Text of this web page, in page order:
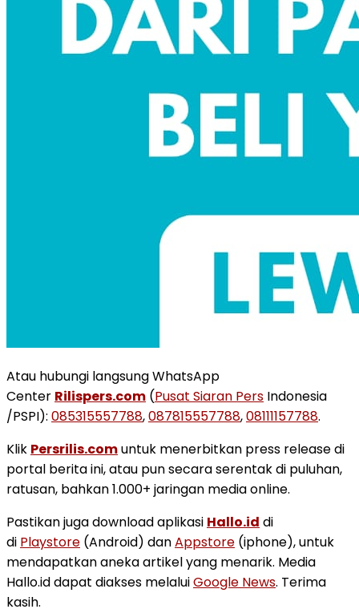
Atau hubungi langsung WhatsApp
Center Rilispers.com (Pusat Siaran Pers Indonesia
/PSPI): 085315557788,087815557788,08111157788.
Klik Persrilis.comuntuk menerbitkan press release di
portal berita ini, atau pun secara serentak di puluhan,
ratusan, bahkan 1.000+ jaringan media online.
Pastikan juga download aplikasi Hallo.id di
di Playstore (Android) danAppstore (iphone), untuk
mendapatkan aneka artikel yang menarik. Media
Hallo.id dapat diakses melaluiGoogle News. Terima
kasih.